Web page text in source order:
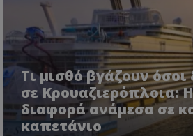
Τι μισθό βγάζουν
σε Κρουαζιερόπλοια:
διαφορά ανάμεσα σε
καπετάνιο